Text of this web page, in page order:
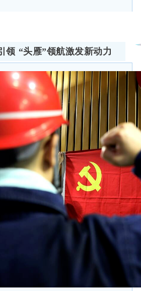
领 “头雁”领航激发新动力